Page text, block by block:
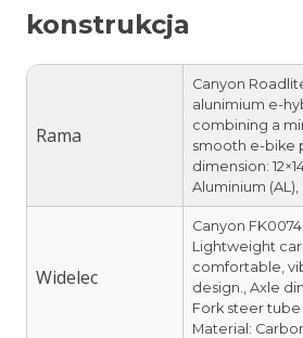
konstrukcja
Rama
Canyon
alunimium e-
combining a
smooth e-bike
dimension:
Aluminium
Widelec
Canyon FK0074
Lightweight
comfortable,
design., Axle
Fork steer tube
Material: